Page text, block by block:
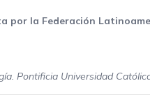
por la Federación
Pontificia Universidad